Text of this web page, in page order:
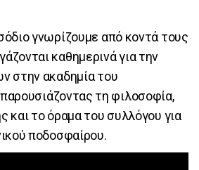
γνωρίζουμε από κοντά τους
καθημερινά για την
στην ακαδημία του
παρουσιάζοντας τη φιλοσοφία,
και το όραμα του συλλόγου για
ποδοσφαίρου.